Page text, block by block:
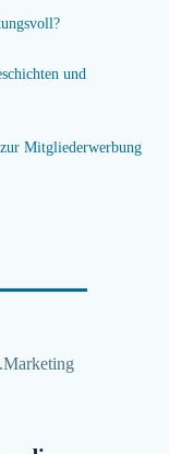
und
Mitgliederwerbung